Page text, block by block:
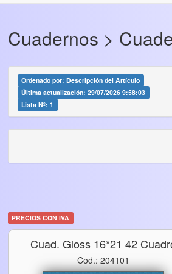
Cuadernos >
Ordenado por: Descripción del Artículo
Última actualización: 29/07/2026 9:58:03
Lista Nº: 1
PRECIOS CON IVA
Cuad. Gloss 16*21 42
Cod.: 204101